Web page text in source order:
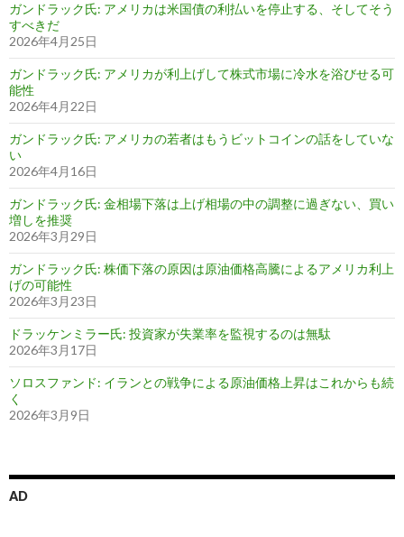
ガンドラック氏: アメリカは米国債の利払いを停止する、そしてそう
すべきだ
2026年4月25日
ガンドラック氏: アメリカが利上げして株式市場に冷水を浴びせる可
能性
2026年4月22日
ガンドラック氏: アメリカの若者はもうビットコインの話をしていな
い
2026年4月16日
ガンドラック氏: 金相場下落は上げ相場の中の調整に過ぎない、買い
増しを推奨
2026年3月29日
ガンドラック氏: 株価下落の原因は原油価格高騰によるアメリカ利上
げの可能性
2026年3月23日
ドラッケンミラー氏: 投資家が失業率を監視するのは無駄
2026年3月17日
ソロスファンド: イランとの戦争による原油価格上昇はこれからも続
く
2026年3月9日
AD